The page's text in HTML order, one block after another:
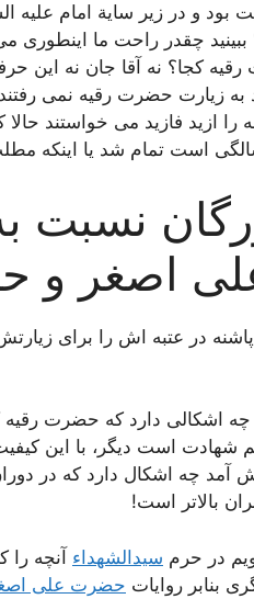
بود و در زیر سایة امام
ببینید چقدر راحت ما
كجا؟ نه آقا جان نه
زیارت حضرت رقیه نمی
را ازید فازید می خواستند
است تمام شد یا اینكه
اصغر و
پاشنه در عتبه اش را برای
چه اشكالی دارد كه حضرت
شهادت است دیگر، با این
آمد چه اشكال دارد كه در
بالاتر است!
در حرم سیدالشهداء آنچه
بنابر روایات حضرت علی